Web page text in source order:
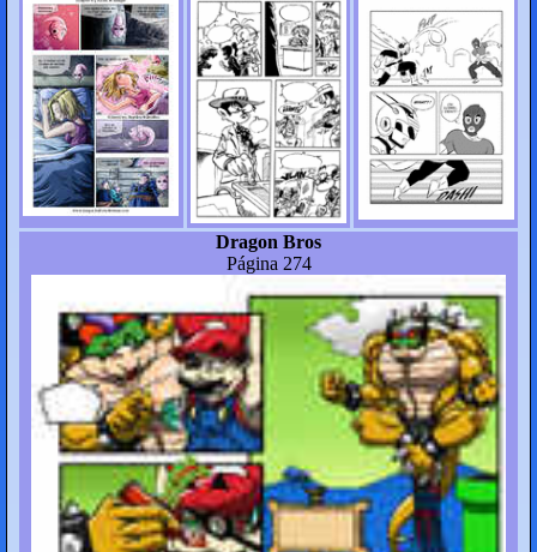
Dragon Bros
Página 274